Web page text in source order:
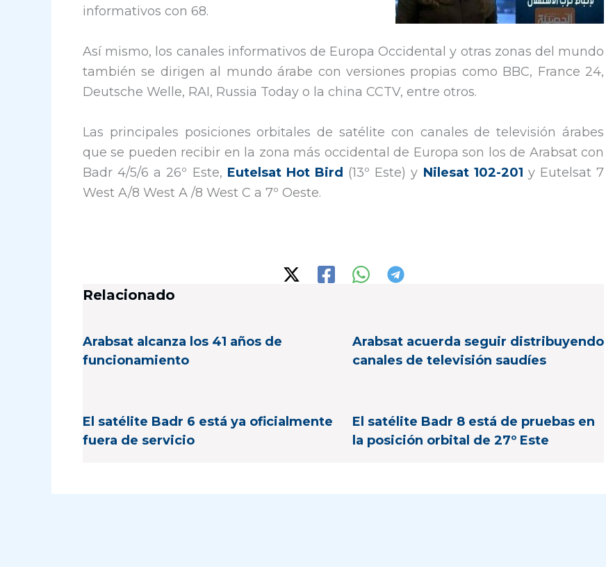
informativos con 68.
Así mismo, los canales informativos de Europa Occidental y otras zonas del mundo
también se dirigen al mundo árabe con versiones propias como BBC, France 24,
Deutsche Welle, RAI, Russia Today o la china CCTV, entre otros.
Las principales posiciones orbitales de satélite con canales de televisión árabes
que se pueden recibir en la zona más occidental de Europa son los de Arabsat con
Badr 4/5/6 a 26º Este, Eutelsat Hot Bird (13º Este) y Nilesat 102-201 y Eutelsat 7
West A/8 West A /8 West C a 7º Oeste.
Relacionado
Arabsat alcanza los 41 años de
funcionamiento
Arabsat acuerda seguir distribuyendo
canales de televisión saudíes
El satélite Badr 6 está ya oficialmente
fuera de servicio
El satélite Badr 8 está de pruebas en
la posición orbital de 27º Este